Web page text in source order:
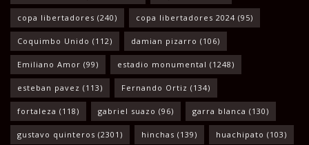
copa libertadores (240) copa libertadores 2024 (95)
Coquimbo Unido (112) damian pizarro (106)
Emiliano Amor (99) estadio monumental (1248)
esteban pavez (113) Fernando Ortiz (134)
fortaleza (118) gabriel suazo (96) garra blanca (130)
gustavo quinteros (2301) hinchas (139) huachipato (103)